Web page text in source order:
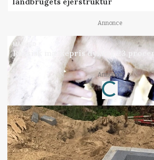
Annonce
MARKED
Russisk mælkepris dykker 23
Annonce
Loading...